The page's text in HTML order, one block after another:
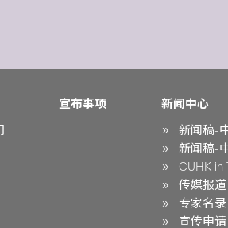
宣布事项
新闻中心
新闻稿-
新闻稿-
CUHK in
传媒报道
专家名录
宣传申请